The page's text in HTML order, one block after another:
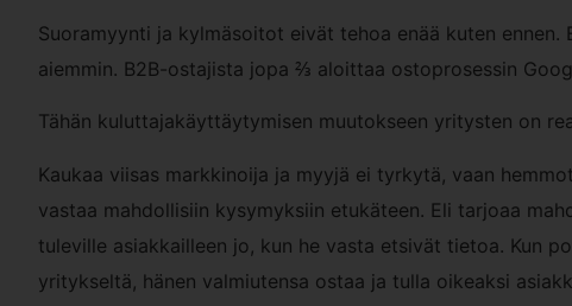
Suoramyynti ja kylmäsoitot eivät tehoa enää kuten
aiemmin. B2B-ostajista jopa ⅔ aloittaa ostoprosessin
Tähän kuluttajakäyttäytymisen muutokseen yritysten on
Kaukaa viisas markkinoija ja myyjä ei tyrkytä, vaan
vastaa mahdollisiin kysymyksiin etukäteen. Eli tarjoaa
tuleville asiakkailleen jo, kun he vasta etsivät tietoa. Kun
yritykseltä, hänen valmiutensa ostaa ja tulla oikeaksi